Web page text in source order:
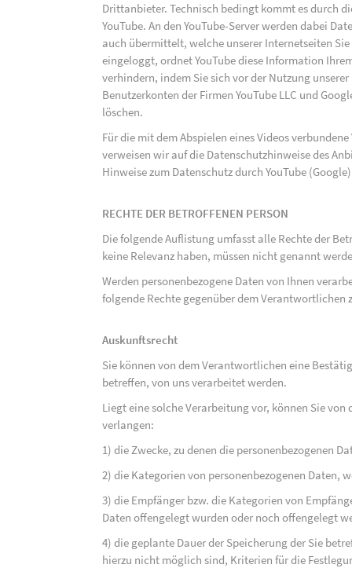
Drittanbieter. Technisch bedingt kommt es durch
YouTube. An den YouTube-Server werden dabei
auch übermittelt, welche unserer Internetseiten
eingeloggt, ordnet YouTube diese Information
verhindern, indem Sie sich vor der Nutzung
Benutzerkonten der Firmen YouTube LLC und
löschen.
Für die mit dem Abspielen eines Videos
verweisen wir auf die Datenschutzhinweise des
Hinweise zum Datenschutz durch YouTube
RECHTE DER BETROFFENEN PERSON
Die folgende Auflistung umfasst alle Rechte der
keine Relevanz haben, müssen nicht genannt
Werden personenbezogene Daten von Ihnen
folgende Rechte gegenüber dem Verantwortlichen
Auskunftsrecht
Sie können von dem Verantwortlichen eine
betreffen, von uns verarbeitet werden.
Liegt eine solche Verarbeitung vor, können Sie
verlangen:
1) die Zwecke, zu denen die personenbezogenen
2) die Kategorien von personenbezogenen Daten,
3) die Empfänger bzw. die Kategorien von
Daten offengelegt wurden oder noch offengelegt
4) die geplante Dauer der Speicherung der Sie
hierzu nicht möglich sind, Kriterien für die